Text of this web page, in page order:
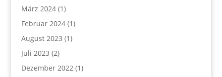
März 2024(1)
Februar 2024(1)
August 2023 (1)
Juli 2023 (2)
Dezember 2022(1)